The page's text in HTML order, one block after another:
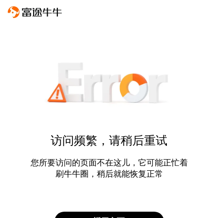
访问频繁，请稍后重试
您所要访问的页面不在这儿，它可能正忙着
刷牛牛圈，稍后就能恢复正常